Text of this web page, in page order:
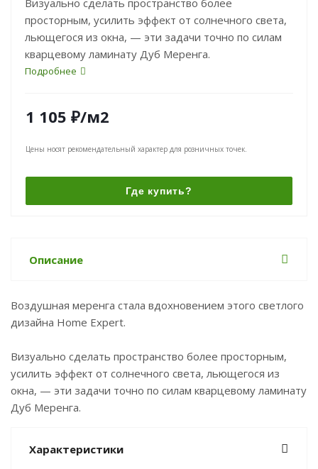
Визуально сделать пространство более
просторным, усилить эффект от солнечного света,
льющегося из окна, — эти задачи точно по силам
кварцевому ламинату Дуб Меренга.
Подробнее
1 105 ₽/м2
Цены носят рекомендательный характер для розничных точек.
Где купить?
Описание
Воздушная меренга стала вдохновением этого светлого
дизайна Home Expert.
Визуально сделать пространство более просторным,
усилить эффект от солнечного света, льющегося из
окна, — эти задачи точно по силам кварцевому ламинату
Дуб Меренга.
Характеристики